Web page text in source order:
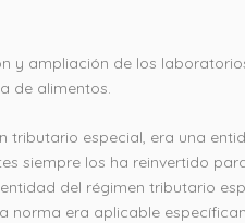
y ampliación de los
de alimentos.
tributario especial, era una
siempre los ha reinvertido
del régimen tributario
norma era aplicable